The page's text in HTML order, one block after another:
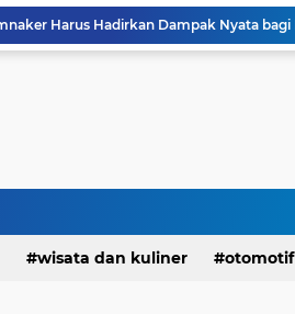
wisata dan kuliner otomotif